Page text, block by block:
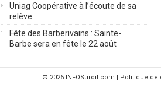
Uniag Coopérative à l’écoute de sa
relève
Fête des Barberivains : Sainte-
Barbe sera en fête le 22 août
© 2026 INFOSuroit.com | Politique de